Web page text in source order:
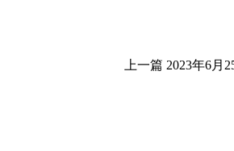
上一篇 2023年6月